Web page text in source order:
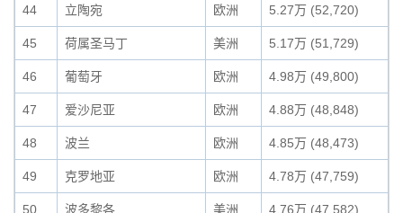
44 立陶宛 欧洲 5.27万 (52,720)
45 荷属圣马丁 美洲 5.17万 (51,729)
46 葡萄牙 欧洲 4.98万 (49,800)
47 爱沙尼亚 欧洲 4.88万 (48,848)
48 波兰 欧洲 4.85万 (48,473)
49 克罗地亚 欧洲 4.78万 (47,759)
50 波多黎各 美洲 4.76万 (47,582)